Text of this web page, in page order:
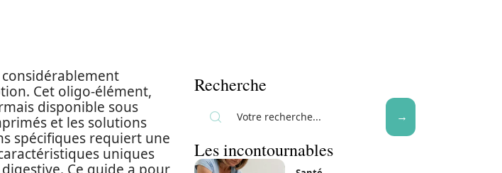
Cet oligo-élément,
disponible sous
et les solutions
spécifiques requiert une
uniques
Recherche
Les incontournables